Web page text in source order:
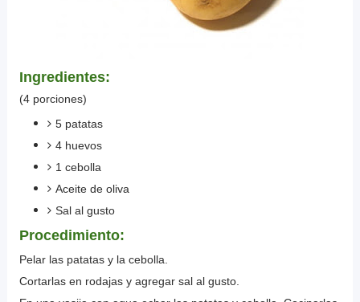
Ingredientes:
(4 porciones)
5 patatas
4 huevos
1 cebolla
Aceite de oliva
Sal al gusto
Procedimiento:
Pelar las patatas y la cebolla.
Cortarlas en rodajas y agregar sal al gusto.